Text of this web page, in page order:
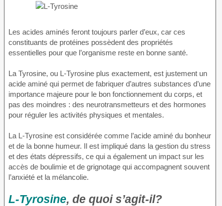
Les acides aminés feront toujours parler d’eux, car ces
constituants de protéines possèdent des propriétés
essentielles pour que l’organisme reste en bonne santé.
La Tyrosine, ou L-Tyrosine plus exactement, est justement un
acide aminé qui permet de fabriquer d’autres substances d’une
importance majeure pour le bon fonctionnement du corps, et
pas des moindres : des neurotransmetteurs et des hormones
pour réguler les activités physiques et mentales.
La L-Tyrosine est considérée comme l’acide aminé du bonheur
et de la bonne humeur. Il est impliqué dans la gestion du stress
et des états dépressifs, ce qui a également un impact sur les
accès de boulimie et de grignotage qui accompagnent souvent
l’anxiété et la mélancolie.
L-Tyrosine, de quoi s’agit-il?